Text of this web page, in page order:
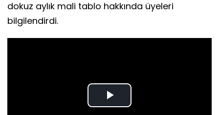
dokuz aylık mali tablo hakkında üyeleri
bilgilendirdi.
Play